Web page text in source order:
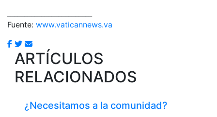
Fuente: www.vaticannews.va
ARTÍCULOS
RELACIONADOS
¿Necesitamos a la comunidad?